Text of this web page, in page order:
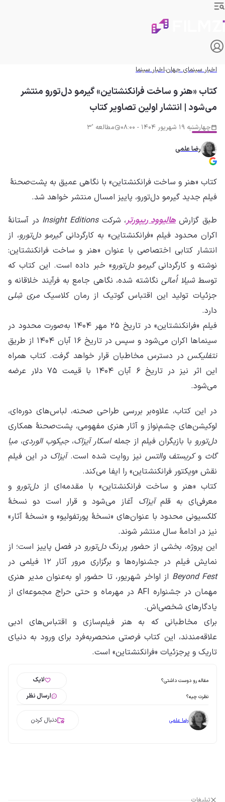
اخبار سینمای جهاناخبار سینما
کتاب «هنر و ساخت فرانکنشتاین» گیرمو دل‌تورو منتشر
می‌شود | انتشار اولین تصاویر کتاب
چهارشنبه 19 شهریور 1404 - 08:00 مطالعه '3
رضا علمی
کتاب «هنر و ساخت فرانکنشتاین» با نگاهی عمیق به پشت‌صحنهٔ
فیلم جدید گیرمو دل‌تورو، پاییز امسال منتشر خواهد شد.
طبق گزارشهالیوود ریپورتر، شرکتInsight Editions در آستانهٔ
اکران محدود فیلم «فرانکنشتاین» به کارگردانیگیرمو دل‌تورو، از
انتشار کتابی اختصاصی با عنوان «هنر و ساخت فرانکنشتاین:
نوشته و کارگردانیگیرمو دل‌تورو» خبر داده است. این کتاب که
توسطشیلا اُمالینگاشته شده، نگاهی جامع به فرآیند خلاقانه و
جزئیات تولید این اقتباس گوتیک از رمان کلاسیکمری شِلی
دارد.
فیلم «فرانکنشتاین» در تاریخ ۲۵ مهر ۱۴۰۴ به‌صورت محدود در
سینماها اکران می‌شود و سپس در تاریخ ۱۶ آبان ۱۴۰۴ از طریق
نتفلیکس در دسترس مخاطبان قرار خواهد گرفت. کتاب همراه
این اثر نیز در تاریخ ۶ آبان ۱۴۰۴ با قیمت ۷۵ دلار عرضه
می‌شود.
در این کتاب، علاوه‌بر بررسی طراحی صحنه، لباس‌های دوره‌ای،
لوکیشن‌های چشم‌نواز و آثار هنری مفهومی، پشت‌صحنهٔ همکاری
دل‌تورو با بازیگران فیلم از جملهاسکار آیزاک،جیکوب الوردی، میا
گاث وکریستف والتس نیز روایت شده است.آیزاک در این فیلم
نقش «ویکتور فرانکنشتاین» را ایفا می‌کند.
کتاب «هنر و ساخت فرانکنشتاین» با مقدمه‌ای از دل‌تورو و
معرفی‌ای به قلمآیزاک آغاز می‌شود و قرار است دو نسخهٔ
کلکسیونی محدود با عنوان‌های «نسخهٔ پورتفولیو» و «نسخهٔ آثار»
نیز در ادامهٔ سال منتشر شوند.
این پروژه، بخشی از حضور پررنگدل‌تورو در فصل پاییز است؛ از
نمایش فیلم در جشنواره‌ها و برگزاری مرور آثار ۱۲ فیلمی در
Beyond Fest از اواخر شهریور، تا حضور او به‌عنوان مدیر هنری
مهمان در جشنواره AFI در مهرماه و حتی حراج مجموعه‌ای از
یادگارهای شخصی‌اش.
برای مخاطبانی که به هنر فیلم‌سازی و اقتباس‌های ادبی
علاقه‌مندند، این کتاب فرصتی منحصربه‌فرد برای ورود به دنیای
تاریک و پرجزئیات «فرانکنشتاین» است.
مقاله رو دوست داشتی؟ لایک
نظرت چیه؟ ارسال نظر
رضا علمی دنبال کردن
تبلیغات